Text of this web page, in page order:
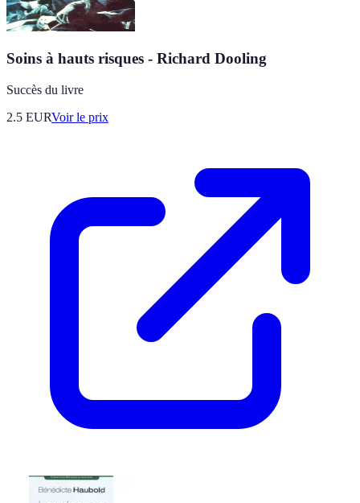
Soins à hauts risques - Richard Dooling
Succès du livre
2.5 EURVoir le prix